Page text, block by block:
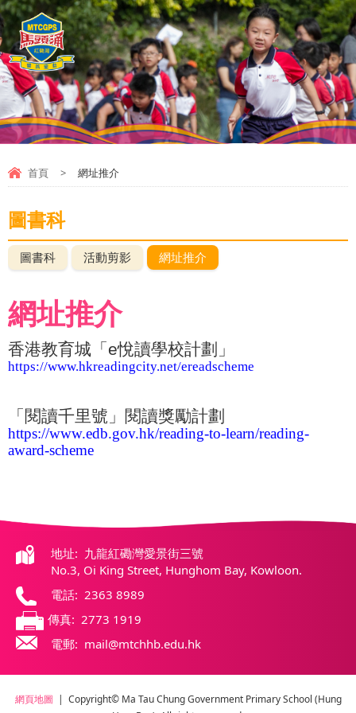
首頁 > 網址推介
圖書科
圖書科 活動剪影 網址推介
網址推介
香港教育城 「 e悅讀學校計劃」
https://www.hkreadingcity.net/ereadscheme
「閱讀千里號」閱讀獎勵計劃
https://www.edb.gov.hk/reading-to-learn/reading-
award-scheme
地址: 九龍紅磡灣愛景街三號
No.3, Oi King Street, Hunghom Bay, Kowloon.
電話: 2363 8989
傳真: 2773 1919
電郵: mail@mtchhb.edu.hk
網頁地圖 | Copyright© Ma Tau Chung Government Primary School (Hung